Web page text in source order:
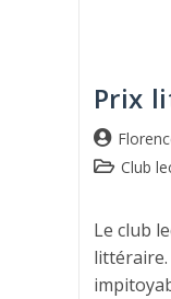
Prix
Club
Le club